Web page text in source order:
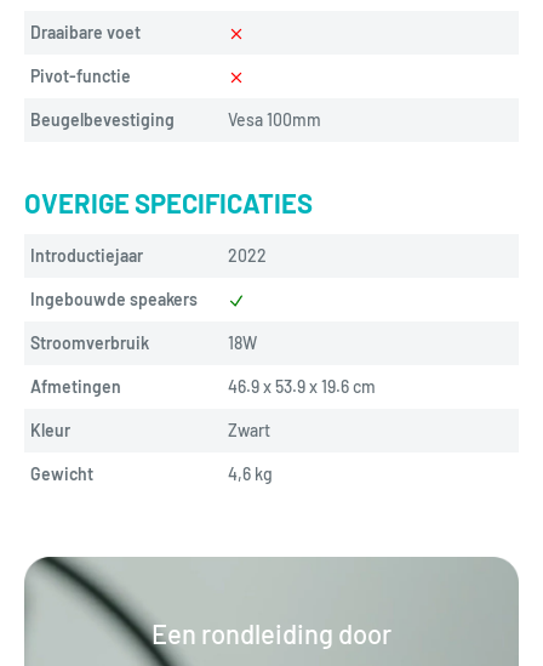
Draaibare voet
Pivot-functie
Beugelbevestiging Vesa 100mm
OVERIGE SPECIFICATIES
Introductiejaar 2022
Ingebouwde speakers
Stroomverbruik 18W
Afmetingen 46.9 x 53.9 x 19.6 cm
Kleur Zwart
Gewicht 4,6 kg
Een rondleiding door